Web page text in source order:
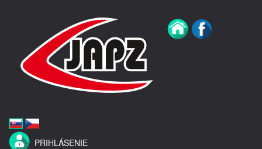
PRIHLÁSENIE